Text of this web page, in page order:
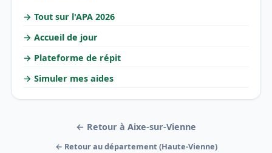
→ Tout sur l'APA 2026
→ Accueil de jour
→ Plateforme de répit
→ Simuler mes aides
← Retour à Aixe-sur-Vienne
← Retour au département (Haute-Vienne)